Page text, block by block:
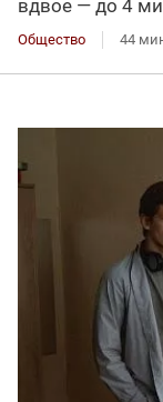
вдвое — до 4
Общество 44